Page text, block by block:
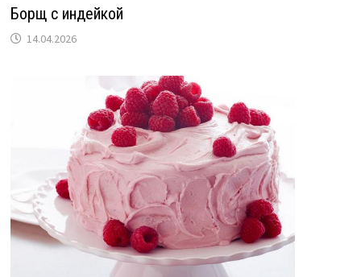
Борщ с индейкой
14.04.2026